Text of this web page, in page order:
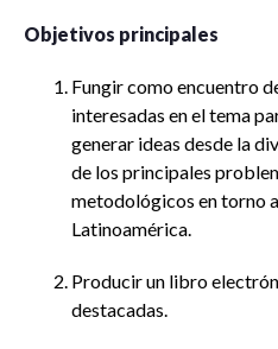
Objetivos principales
Fungir como encuentro
interesadas en el tema
generar ideas desde la
de los principales
metodológicos en torno
Latinoamérica.
Producir un libro
destacadas.